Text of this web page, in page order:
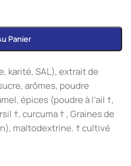
Panier
karité, SAL), extrait de
arômes, poudre
épices (poudre à l’ail †,
†, curcuma † , Graines de
maltodextrine. † cultivé